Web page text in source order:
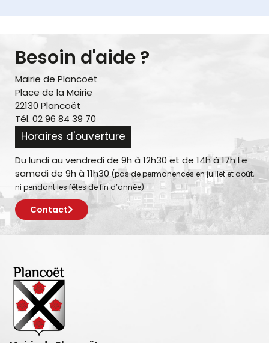
Besoin d'aide ?
Mairie de Plancoët
Place de la Mairie
22130 Plancoët
Tél. 02 96 84 39 70
Horaires d'ouverture
Du lundi au vendredi de 9h à 12h30 et de 14h à 17h Le
samedi de 9h à 11h30 (pas de permanences en juillet et août,
ni pendant les fêtes de fin d’année)
Contact